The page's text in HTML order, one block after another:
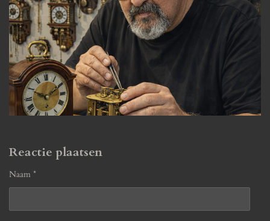
Reactie plaatsen
Naam *